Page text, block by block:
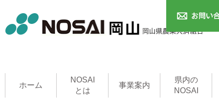
ホーム
NOSAI
とは
事業案内
県内の
NOSAI